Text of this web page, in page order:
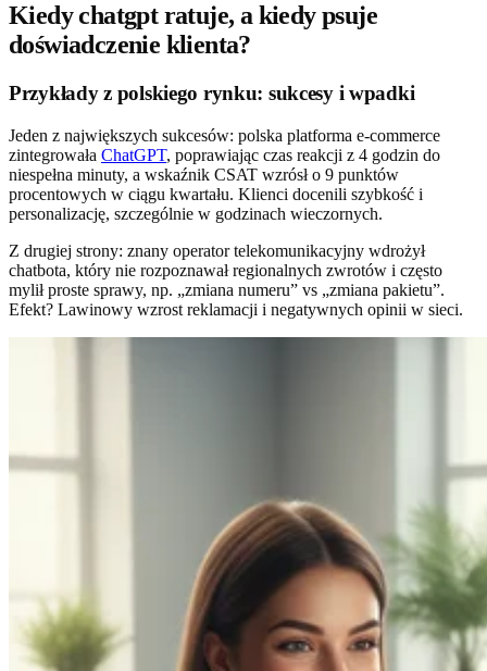
Kiedy chatgpt ratuje, a kiedy psuje
doświadczenie klienta?
Przykłady z polskiego rynku: sukcesy i wpadki
Jeden z największych sukcesów: polska platforma e-commerce
zintegrowała ChatGPT, poprawiając czas reakcji z 4 godzin do
niespełna minuty, a wskaźnik CSAT wzrósł o 9 punktów
procentowych w ciągu kwartału. Klienci docenili szybkość i
personalizację, szczególnie w godzinach wieczornych.
Z drugiej strony: znany operator telekomunikacyjny wdrożył
chatbota, który nie rozpoznawał regionalnych zwrotów i często
mylił proste sprawy, np. „zmiana numeru” vs „zmiana pakietu”.
Efekt? Lawinowy wzrost reklamacji i negatywnych opinii w sieci.